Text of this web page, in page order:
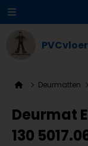
Deurmatten
Deurmat
130